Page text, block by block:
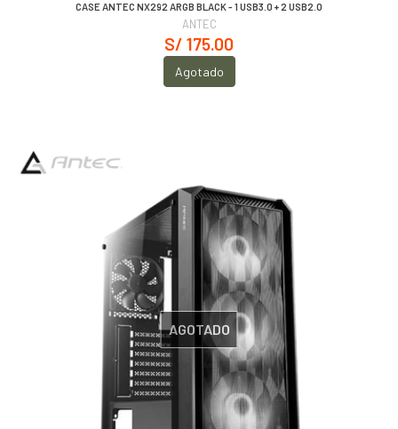
CASE ANTEC NX292 ARGB BLACK - 1 USB3.0 + 2 USB2.0
ANTEC
S/ 175.00
Agotado
AGOTADO